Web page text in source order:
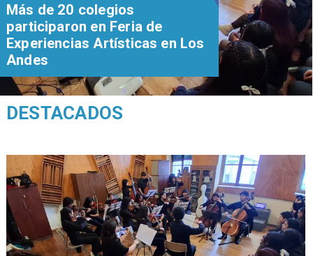
Más de 20 colegios
participaron en Feria de
Experiencias Artísticas en Los
Andes
DESTACADOS